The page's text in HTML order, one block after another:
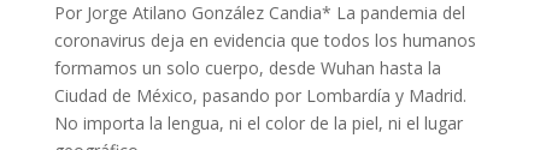
Por Jorge Atilano González Candia* La pandemia del
coronavirus deja en evidencia que todos los humanos
formamos un solo cuerpo, desde Wuhan hasta la
Ciudad de México, pasando por Lombardía y Madrid.
No importa la lengua, ni el color de la piel, ni el lugar